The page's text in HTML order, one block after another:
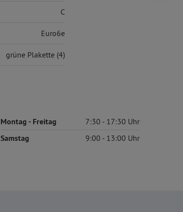
C
Euro6e
grüne Plakette (4)
Montag - Freitag 7:30 17:30
Samstag 9:00 13:00